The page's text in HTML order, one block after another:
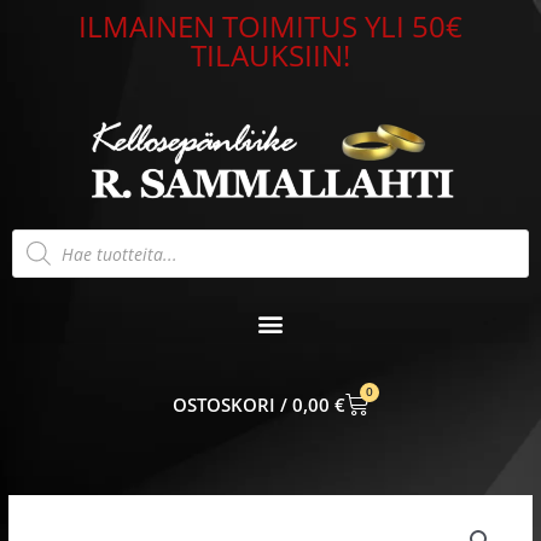
ILMAINEN TOIMITUS YLI 50€
TILAUKSIIN!
Products
search
0,00 €
0
CART